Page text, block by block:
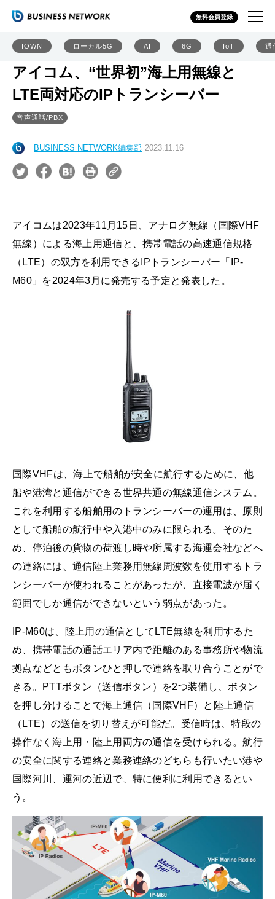
無料会員登録
IOWN ローカル5G AI 6G IoT 通
アイコム、“世界初”海上用無線と
LTE両対応のIPトランシーバー
音声通話/PBX
BUSINESS NETWORK編集部 2023.11.16
アイコムは2023年11月15日、アナログ無線（国際VHF
無線）による海上用通信と、携帯電話の高速通信規格
（LTE）の双方を利用できるIPトランシーバー「IP-
M60」を2024年3月に発売する予定と発表した。
国際VHFは、海上で船舶が安全に航行するために、他
船や港湾と通信ができる世界共通の無線通信システム。
これを利用する船舶用のトランシーバーの運用は、原則
として船舶の航行中や入港中のみに限られる。そのた
め、停泊後の貨物の荷渡し時や所属する海運会社などへ
の連絡には、通信陸上業務用無線周波数を使用するトラ
ンシーバーが使われることがあったが、直接電波が届く
範囲でしか通信ができないという弱点があった。
IP-M60は、陸上用の通信としてLTE無線を利用するた
め、携帯電話の通話エリア内で距離のある事務所や物流
拠点などともボタンひと押しで連絡を取り合うことがで
きる。PTTボタン（送信ボタン）を2つ装備し、ボタン
を押し分けることで海上通信（国際VHF）と陸上通信
（LTE）の送信を切り替えが可能だ。受信時は、特段の
操作なく海上用・陸上用両方の通信を受けられる。航行
の安全に関する連絡と業務連絡のどちらも行いたい港や
国際河川、運河の近辺で、特に便利に利用できるとい
う。